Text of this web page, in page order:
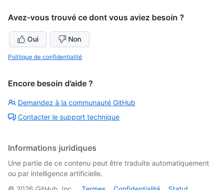
Avez-vous trouvé ce dont vous aviez besoin ?
Oui Non
Politique de confidentialité
Encore besoin d’aide ?
Demandez à la communauté GitHub
Contacter le support technique
Informations juridiques
Une partie de ce contenu peut être traduite automatiquement
ou par intelligence artificielle.